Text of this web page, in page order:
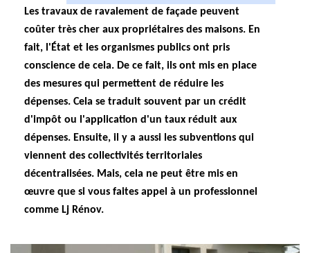
Les travaux de ravalement de façade peuvent
coûter très cher aux propriétaires des maisons. En
fait, l'État et les organismes publics ont pris
conscience de cela. De ce fait, ils ont mis en place
des mesures qui permettent de réduire les
dépenses. Cela se traduit souvent par un crédit
d'impôt ou l'application d'un taux réduit aux
dépenses. Ensuite, il y a aussi les subventions qui
viennent des collectivités territoriales
décentralisées. Mais, cela ne peut être mis en
œuvre que si vous faites appel à un professionnel
comme Lj Rénov.